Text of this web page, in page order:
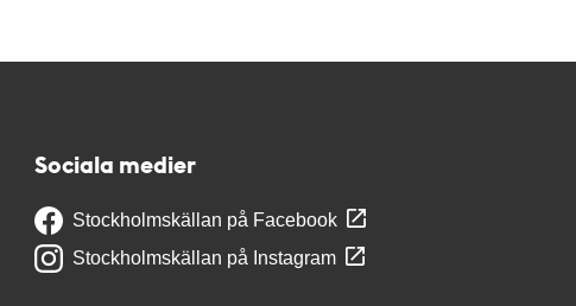
Sociala medier
Stockholmskällan på Facebook
Stockholmskällan på Instagram